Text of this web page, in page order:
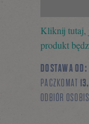
się
na
Kliknij tutaj,
produkt
DOSTAWA OD:
PACZKOMAT
ODBIÓR